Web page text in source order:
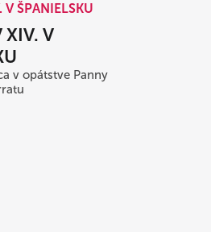
V ŠPANIELSKU
XIV. V
v opátstve Panny